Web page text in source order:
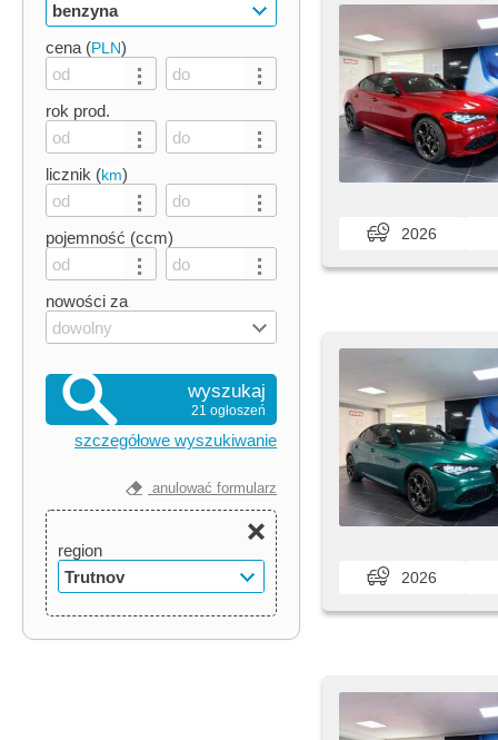
benzyna
cena (PLN)
rok prod.
licznik (km)
pojemność (ccm)
nowości za
dowolny
wyszukaj
21 ogłoszeń
szczegółowe wyszukiwanie
anulować formularz
region
Trutnov
2026
2026